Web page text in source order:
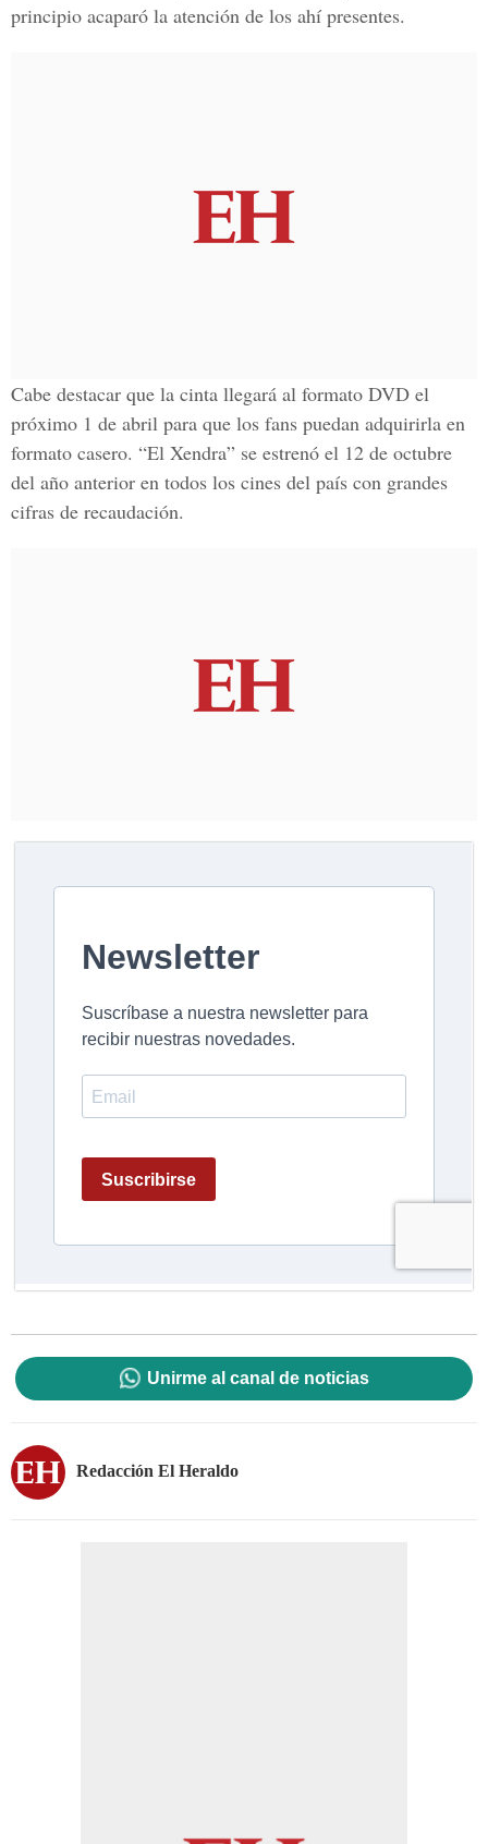
principio acaparó la atención de los ahí presentes.
Cabe destacar que la cinta llegará al formato DVD el
próximo 1 de abril para que los fans puedan adquirirla en
formato casero. “El Xendra” se estrenó el 12 de octubre
del año anterior en todos los cines del país con grandes
cifras de recaudación.
Unirme al canal de noticias
Redacción El Heraldo